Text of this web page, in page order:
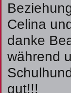
Celina
danke
während
gut!!!